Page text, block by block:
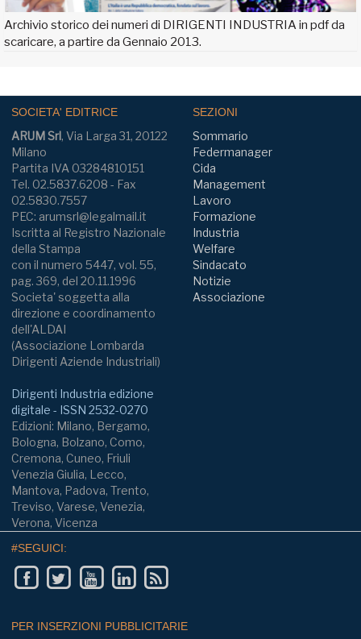
Archivio storico dei numeri di DIRIGENTI INDUSTRIA in pdf da
scaricare, a partire da Gennaio 2013.
SOCIETA' EDITRICE
ARUM Srl, Via Larga 31, 20122
Milano
Partita IVA 03284810151
Tel. 02.5837.6208 - Fax
02.5830.7557
PEC: arumsrl@legalmail.it
Iscritta al Registro Nazionale
della Stampa
con il numero 5447, vol. 55,
pag. 369, del 20.11.1996
Societa' soggetta alla
direzione e coordinamento
dell'ALDAI
(Associazione Lombarda
Dirigenti Aziende Industriali)
Dirigenti Industria edizione
digitale - ISSN 2532-0270
Edizioni: Milano, Bergamo,
Bologna, Bolzano, Como,
Cremona, Cuneo, Friuli
Venezia Giulia, Lecco,
Mantova, Padova, Trento,
Treviso, Varese, Venezia,
Verona, Vicenza
SEZIONI
Sommario
Federmanager
Cida
Management
Lavoro
Formazione
Industria
Welfare
Sindacato
Notizie
Associazione
#SEGUICI:
PER INSERZIONI PUBBLICITARIE